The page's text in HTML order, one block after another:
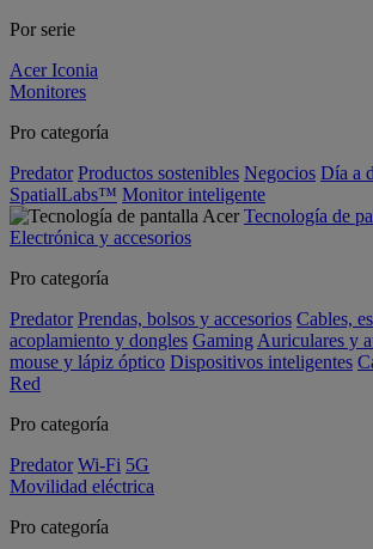
Por serie
Acer Iconia
Monitores
Pro categoría
Predator Productos sostenibles Negocios Día a
SpatialLabs™ Monitor inteligente
Tecnología de
Electrónica y accesorios
Pro categoría
Predator Prendas, bolsos y accesorios Cables,
acoplamiento y dongles Gaming Auriculares y
mouse y lápiz óptico Dispositivos inteligentes
Red
Pro categoría
Predator Wi-Fi 5G
Movilidad eléctrica
Pro categoría